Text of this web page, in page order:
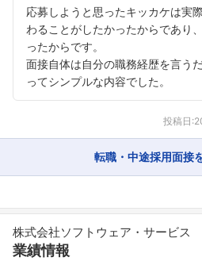
応募しようと思ったキッカケは実
わることがしたかったからであり
ったからです。
面接自体は自分の職務経歴を言う
ってシンプルな内容でした。
投稿日:
転職・中途採用面接
株式会社ソフトウェア・サービス
業績情報